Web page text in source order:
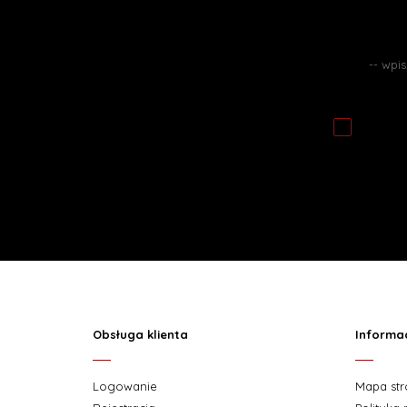
Obsługa klienta
Logowanie
Mapa